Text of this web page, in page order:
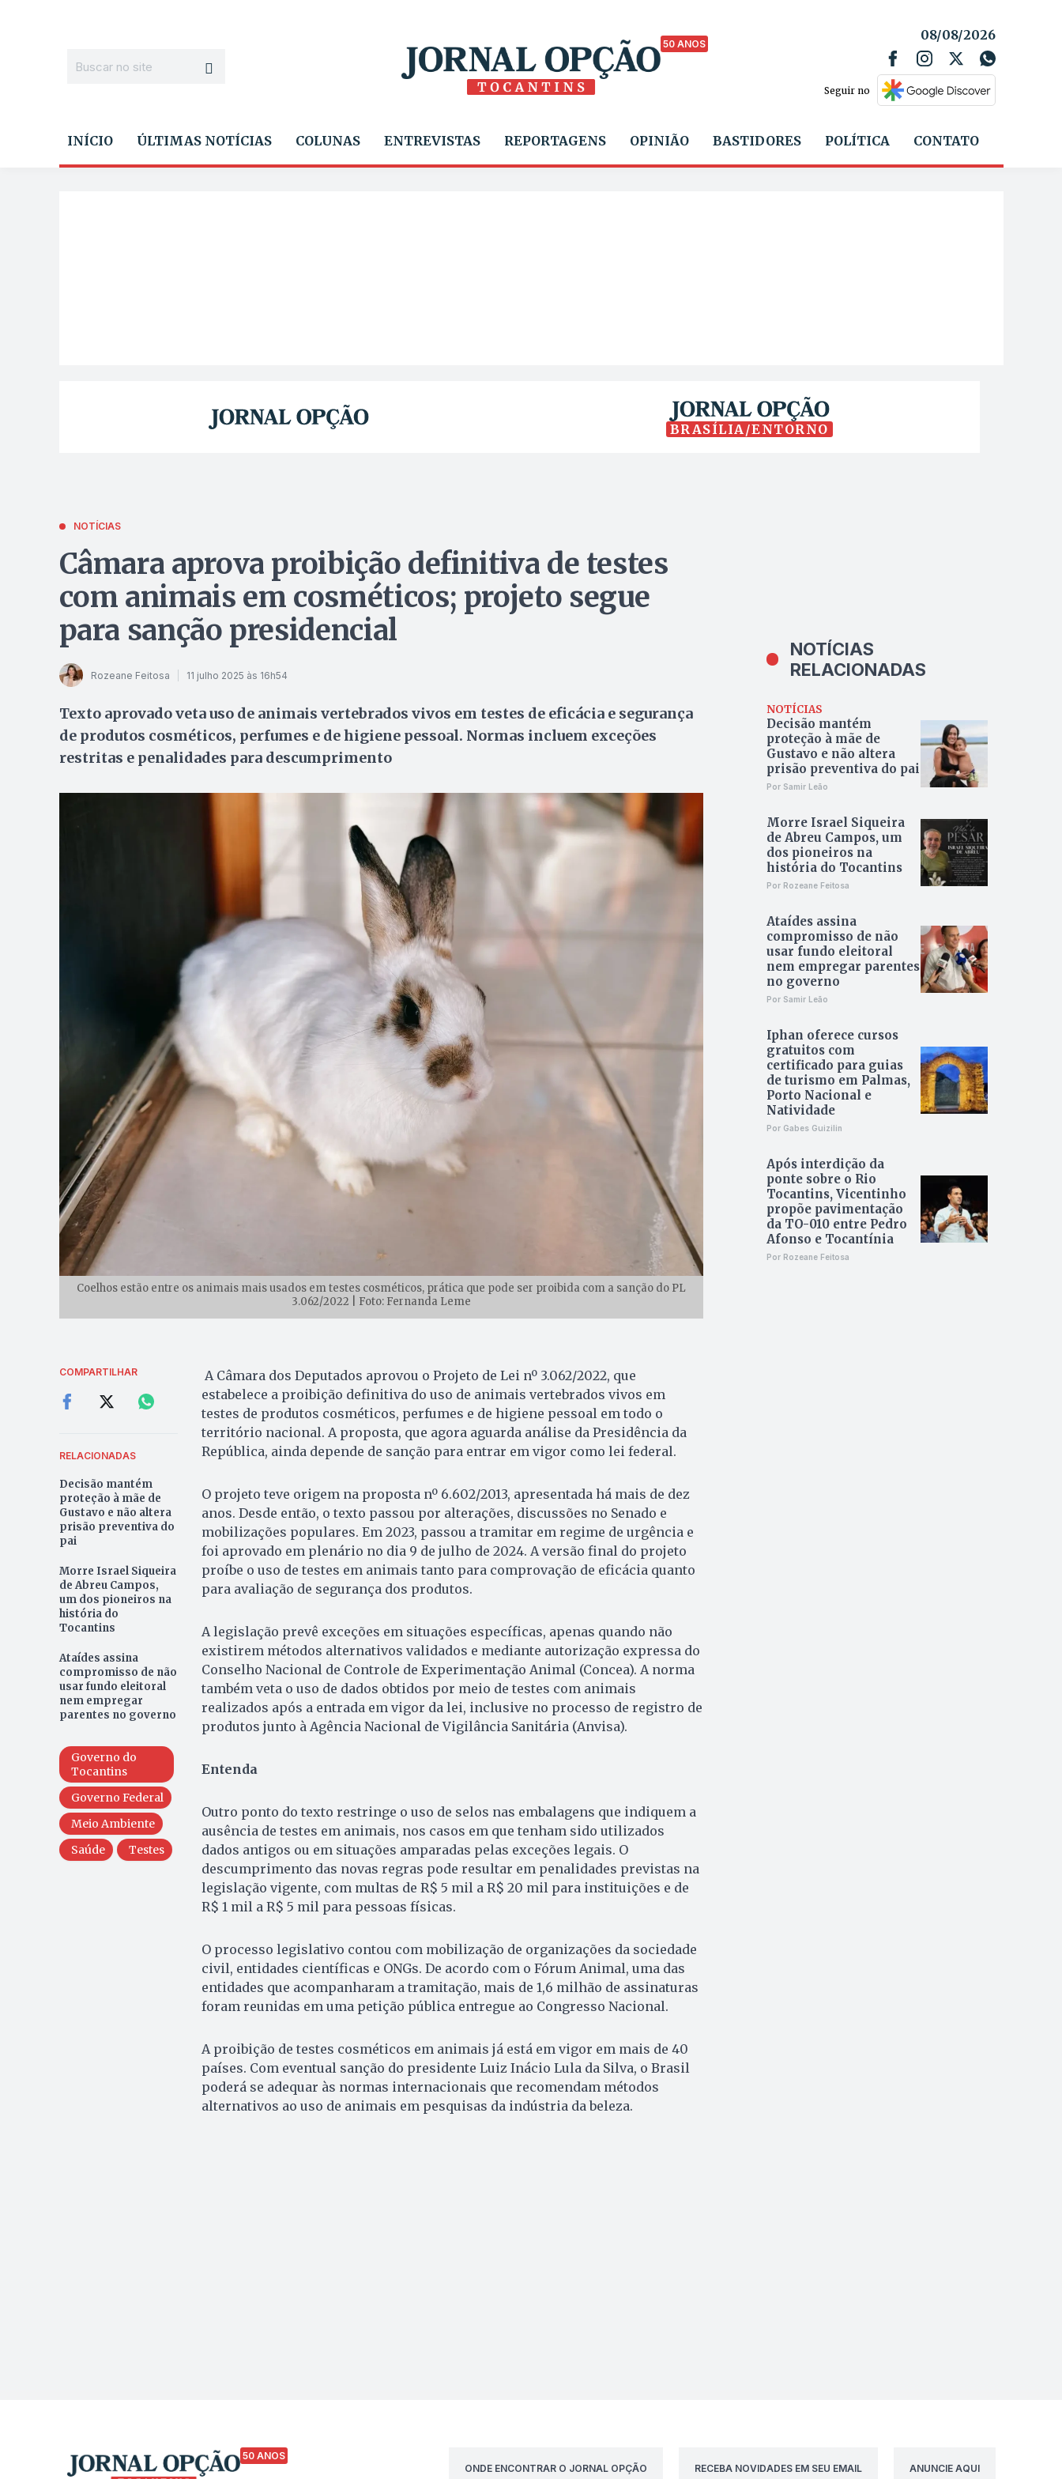
50 ANOS
08/08/2026
Seguir no
INÍCIO ÚLTIMAS NOTÍCIAS COLUNAS ENTREVISTAS REPORTAGENS OPINIÃO BASTIDORES POLÍTICA CONTATO
BRASÍLIA/ENTORNO
NOTÍCIAS
Câmara aprova proibição definitiva de testes
com animais em cosméticos; projeto segue
para sanção presidencial
Rozeane Feitosa 11 julho 2025 às 16h54
Texto aprovado veta uso de animais vertebrados vivos em testes de eficácia e segurança
de produtos cosméticos, perfumes e de higiene pessoal. Normas incluem exceções
restritas e penalidades para descumprimento
Coelhos estão entre os animais mais usados em testes cosméticos, prática que pode ser proibida com a sanção do PL
3.062/2022 | Foto: Fernanda Leme
COMPARTILHAR
RELACIONADAS
Decisão mantém
proteção à mãe de
Gustavo e não altera
prisão preventiva do
pai
Morre Israel Siqueira
de Abreu Campos,
um dos pioneiros na
história do
Tocantins
Ataídes assina
compromisso de não
usar fundo eleitoral
nem empregar
parentes no governo
Governo do
Tocantins
Governo Federal
Meio Ambiente
Saúde
Testes
A Câmara dos Deputados aprovou o Projeto de Lei nº 3.062/2022, que
estabelece a proibição definitiva do uso de animais vertebrados vivos em
testes de produtos cosméticos, perfumes e de higiene pessoal em todo o
território nacional. A proposta, que agora aguarda análise da Presidência da
República, ainda depende de sanção para entrar em vigor como lei federal.
O projeto teve origem na proposta nº 6.602/2013, apresentada há mais de dez
anos. Desde então, o texto passou por alterações, discussões no Senado e
mobilizações populares. Em 2023, passou a tramitar em regime de urgência e
foi aprovado em plenário no dia 9 de julho de 2024. A versão final do projeto
proíbe o uso de testes em animais tanto para comprovação de eficácia quanto
para avaliação de segurança dos produtos.
A legislação prevê exceções em situações específicas, apenas quando não
existirem métodos alternativos validados e mediante autorização expressa do
Conselho Nacional de Controle de Experimentação Animal (Concea). A norma
também veta o uso de dados obtidos por meio de testes com animais
realizados após a entrada em vigor da lei, inclusive no processo de registro de
produtos junto à Agência Nacional de Vigilância Sanitária (Anvisa).
Entenda
Outro ponto do texto restringe o uso de selos nas embalagens que indiquem a
ausência de testes em animais, nos casos em que tenham sido utilizados
dados antigos ou em situações amparadas pelas exceções legais. O
descumprimento das novas regras pode resultar em penalidades previstas na
legislação vigente, com multas de R$ 5 mil a R$ 20 mil para instituições e de
R$ 1 mil a R$ 5 mil para pessoas físicas.
O processo legislativo contou com mobilização de organizações da sociedade
civil, entidades científicas e ONGs. De acordo com o Fórum Animal, uma das
entidades que acompanharam a tramitação, mais de 1,6 milhão de assinaturas
foram reunidas em uma petição pública entregue ao Congresso Nacional.
A proibição de testes cosméticos em animais já está em vigor em mais de 40
países. Com eventual sanção do presidente Luiz Inácio Lula da Silva, o Brasil
poderá se adequar às normas internacionais que recomendam métodos
alternativos ao uso de animais em pesquisas da indústria da beleza.
NOTÍCIAS
RELACIONADAS
NOTÍCIAS
Decisão mantém
proteção à mãe de
Gustavo e não altera
prisão preventiva do pai
Por Samir Leão
Morre Israel Siqueira
de Abreu Campos, um
dos pioneiros na
história do Tocantins
Por Rozeane Feitosa
Ataídes assina
compromisso de não
usar fundo eleitoral
nem empregar parentes
no governo
Por Samir Leão
Iphan oferece cursos
gratuitos com
certificado para guias
de turismo em Palmas,
Porto Nacional e
Natividade
Por Gabes Guizilin
Após interdição da
ponte sobre o Rio
Tocantins, Vicentinho
propõe pavimentação
da TO-010 entre Pedro
Afonso e Tocantínia
Por Rozeane Feitosa
50 ANOS
ONDE ENCONTRAR O JORNAL OPÇÃO
RECEBA NOVIDADES EM SEU EMAIL ANUNCIE AQUI